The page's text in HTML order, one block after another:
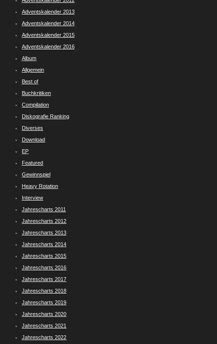
Adventskalender 2013
Adventskalender 2014
Adventskalender 2015
Adventskalender 2016
Album
Allgemein
Best of
Buchkritiken
Compilation
Diskografie Ranking
Diverses
Download
EP
Featured
Gewinnspiel
Heavy Rotation
Interview
Jahrescharts 2011
Jahrescharts 2012
Jahrescharts 2013
Jahrescharts 2014
Jahrescharts 2015
Jahrescharts 2016
Jahrescharts 2017
Jahrescharts 2018
Jahrescharts 2019
Jahrescharts 2020
Jahrescharts 2021
Jahrescharts 2022